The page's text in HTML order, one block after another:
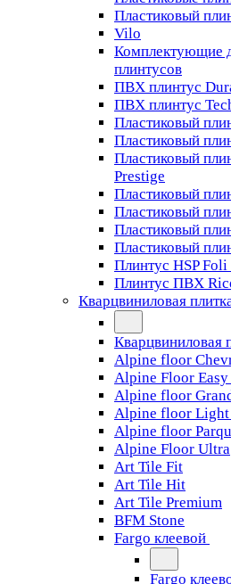
Пластиковый
Vilo
Комплектующие
плинтусов
ПВХ плинтус
ПВХ плинтус
Пластиковый
Пластиковый
Пластиковый
Prestige
Пластиковый
Пластиковый
Пластиковый
Пластиковый
Плинтус HSP
Плинтус ПВХ
Кварцвиниловая
Кварцвиниловая
Alpine floor
Alpine Floor
Alpine floor
Alpine floor Light
Alpine floor
Alpine Floor Ultra
Art Tile Fit
Art Tile Hit
Art Tile Premium
BFM Stone
Fargo клеевой
Fargo